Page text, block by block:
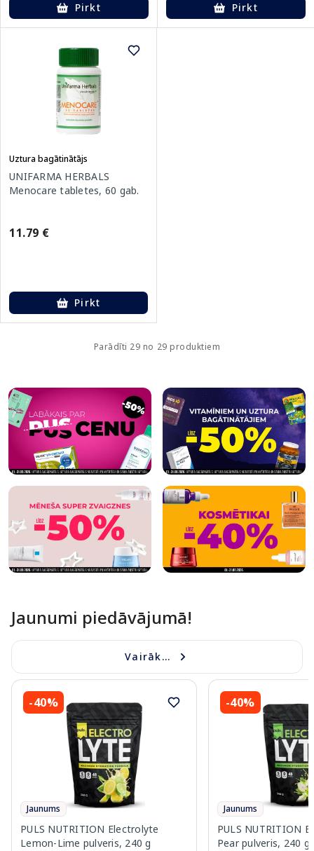
Pirkt Pirkt
Uztura bagātinātājs
UNIFARMA HERBALS
Menocare tabletes, 60 gab.
11.79 €
Pirkt
Parādīti 29 no 29 produktiem
Jaunumi piedāvājumā!
Vairāk...
-40%
Jaunums
PULS NUTRITION Electrolyte
Lemon-Lime pulveris, 240 g
-40%
Jaunums
PULS NUTRITION
Pear pulveris, 240 g